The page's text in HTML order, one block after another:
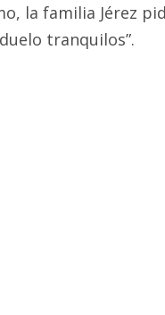
la familia Jérez
tranquilos”.